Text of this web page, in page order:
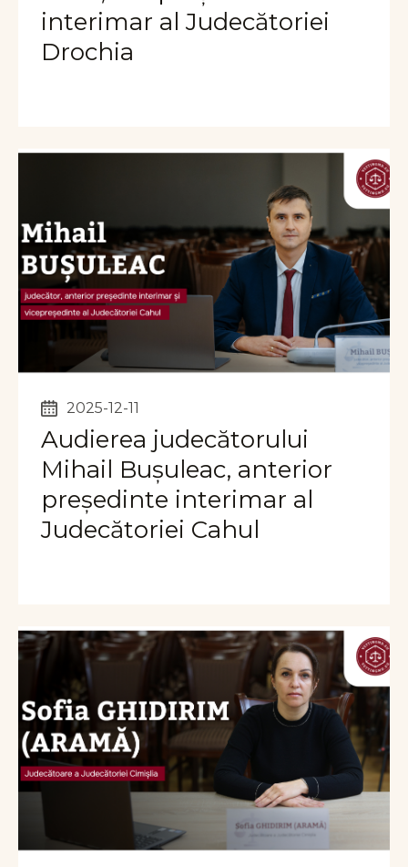
interimar al Judecătoriei
Drochia
2025-12-11
Audierea judecătorului
Mihail Bușuleac, anterior
președinte interimar al
Judecătoriei Cahul